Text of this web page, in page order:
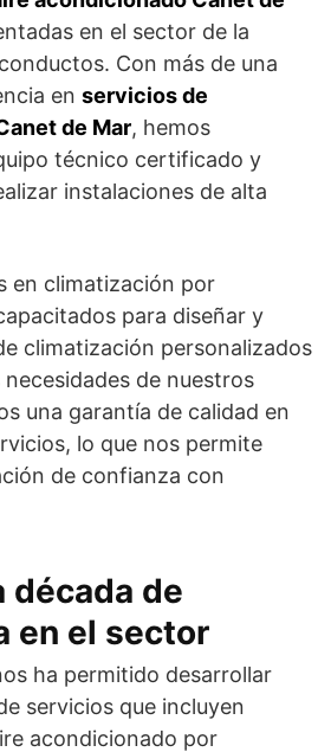
en el sector de la
Con más de una
en servicios de
de Mar, hemos
técnico certificado y
instalaciones de alta
en climatización por
para diseñar y
climatización personalizados
de nuestros
una garantía de calidad en
lo que nos permite
de confianza con
década de
en el sector
ha permitido desarrollar
servicios que incluyen
acondicionado por